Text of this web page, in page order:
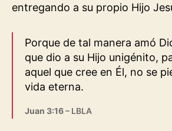
entregando a su propio Hijo
Porque de tal manera amó
que dio a su Hijo unigénito,
aquel que cree en Él, no se
vida eterna.
Juan 3:16– LBLA